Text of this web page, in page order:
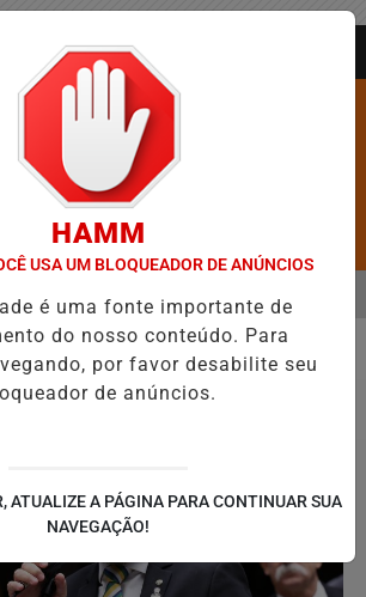
Notícia
DO EVANGÉLICO EM JEQUIÉ E REFORÇA
MENU
HAMM
USA UM BLOQUEADOR DE ANÚNCIOS
é uma fonte importante de
do nosso conteúdo. Para
por favor desabilite seu
de anúncios.
ATUALIZE A PÁGINA PARA CONTINUAR SUA
NAVEGAÇÃO!